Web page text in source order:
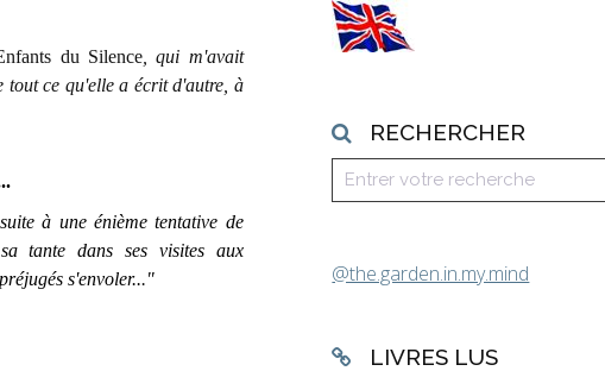
du Silence , qui m'avait
tout ce qu'elle a écrit d'autre, à
à une énième tentative de
tante dans ses visites aux
s'envoler..."
RECHERCHER
@the.garden.in.my.mind
LIVRES LUS